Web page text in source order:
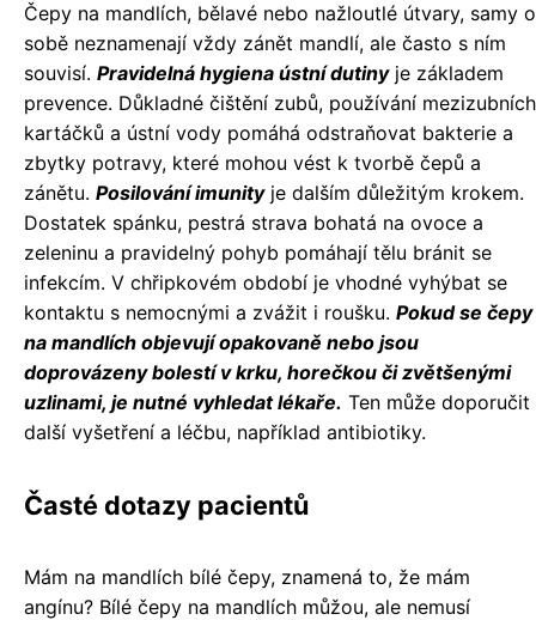
Čepy na mandlích, bělavé nebo nažloutlé útvary, samy o
sobě neznamenají vždy zánět mandlí, ale často s ním
souvisí. Pravidelná hygiena ústní dutinyje základem
prevence. Důkladné čištění zubů, používání mezizubních
kartáčků a ústní vody pomáhá odstraňovat bakterie a
zbytky potravy, které mohou vést k tvorbě čepů a
zánětu. Posilování imunityje dalším důležitým krokem.
Dostatek spánku, pestrá strava bohatá na ovoce a
zeleninu a pravidelný pohyb pomáhají tělu bránit se
infekcím. V chřipkovém období je vhodné vyhýbat se
kontaktu s nemocnými a zvážit i roušku. Pokud se čepy
na mandlích objevují opakovaně nebo jsou
doprovázeny bolestí v krku, horečkou či zvětšenými
uzlinami, je nutné vyhledat lékaře. Ten může doporučit
další vyšetření a léčbu, například antibiotiky.
Časté dotazy pacientů
Mám na mandlích bílé čepy, znamená to, že mám
angínu? Bílé čepy na mandlích můžou, ale nemusí